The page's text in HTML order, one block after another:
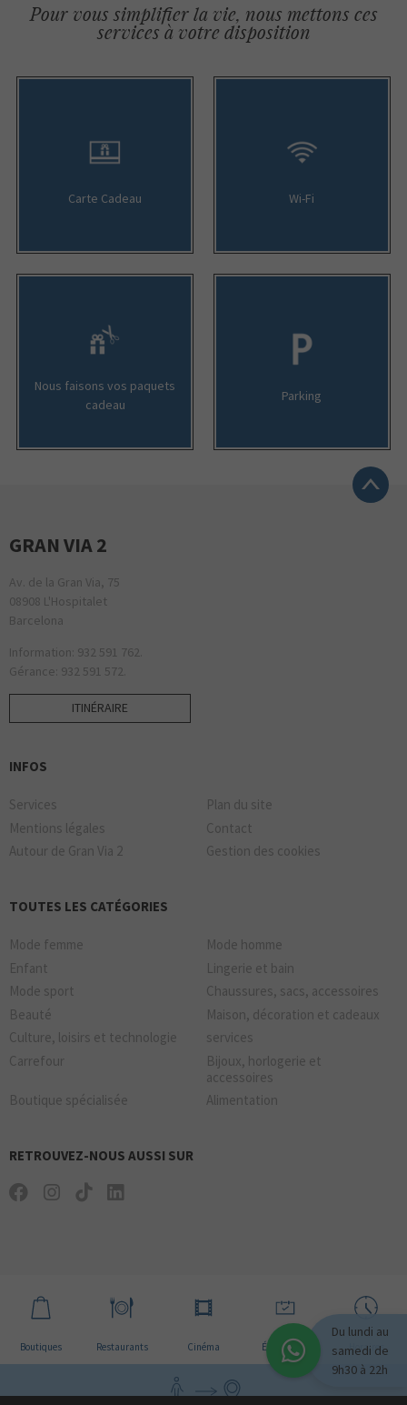
Pour vous simplifier la vie, nous mettons ces
services à votre disposition
Carte Cadeau Wi-Fi
Nous faisons vos paquets
cadeau
Parking
GRAN VIA 2
Av. de la Gran Via, 75
08908 L'Hospitalet
Barcelona
Information: 932 591 762.
Gérance: 932 591 572.
ITINÉRAIRE
INFOS
Services
Plan du site
Mentions légales
Contact
Autour de Gran Via 2
Gestion des cookies
TOUTES LES CATÉGORIES
Mode femme
Mode homme
Enfant
Lingerie et bain
Mode sport
Chaussures, sacs, accessoires
Beauté
Maison, décoration et cadeaux
Culture, loisirs et technologie
services
Carrefour
Bijoux, horlogerie et
accessoires
Boutique spécialisée
Alimentation
RETROUVEZ-NOUS AUSSI SUR
Boutiques Restaurants Cinéma Évènement Horaires
Du lundi au
samedi de
9h30 à 22h